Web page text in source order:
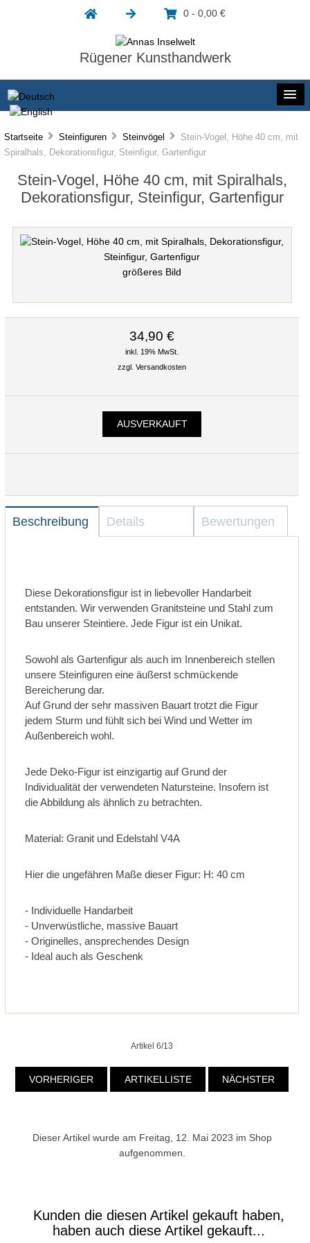
0 - 0,00 €
Rügener Kunsthandwerk
Startseite Steinfiguren Steinvögel
Stein-Vogel, Höhe 40 cm, mit
Spiralhals, Dekorationsfigur, Steinfigur, Gartenfigur
Stein-Vogel, Höhe 40 cm, mit Spiralhals,
Dekorationsfigur, Steinfigur, Gartenfigur
größeres Bild
34,90 €
inkl. 19% MwSt.
zzgl.Versandkosten
AUSVERKAUFT
Beschreibung Details Bewertungen
Diese Dekorationsfigur ist in liebevoller Handarbeit
entstanden. Wir verwenden Granitsteine und Stahl zum
Bau unserer Steintiere. Jede Figur ist ein Unikat.
Sowohl als Gartenfigur als auch im Innenbereich stellen
unsere Steinfiguren eine äußerst schmückende
Bereicherung dar.
Auf Grund der sehr massiven Bauart trotzt die Figur
jedem Sturm und fühlt sich bei Wind und Wetter im
Außenbereich wohl.
Jede Deko-Figur ist einzigartig auf Grund der
Individualität der verwendeten Natursteine. Insofern ist
die Abbildung als ähnlich zu betrachten.
Material: Granit und Edelstahl V4A
Hier die ungefähren Maße dieser Figur: H: 40 cm
- Individuelle Handarbeit
- Unverwüstliche, massive Bauart
- Originelles, ansprechendes Design
- Ideal auch als Geschenk
Artikel 6/13
VORHERIGER ARTIKELLISTE NÄCHSTER
Dieser Artikel wurde am Freitag, 12. Mai 2023 im Shop
aufgenommen.
Kunden die diesen Artikel gekauft haben,
haben auch diese Artikel gekauft...